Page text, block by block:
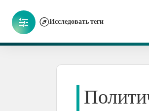
Исследовать теги